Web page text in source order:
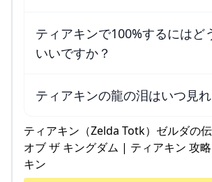
ティアキンで100%するにはど
いいですか？
ティアキンの龍の泪はいつ見
ティアキン（Zelda Totk）ゼルダの
オブ ザ キングダム | ティアキン 攻
キン